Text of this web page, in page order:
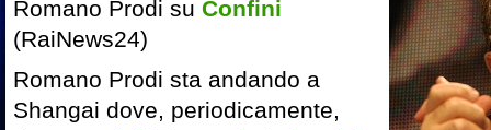
Romano Prodi su Confini
(RaiNews24)
Romano Prodi sta andando a
Shangai dove, periodicamente,